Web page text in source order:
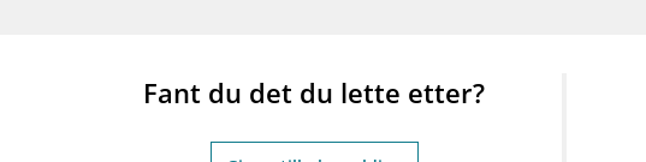
Fant du det du lette etter?